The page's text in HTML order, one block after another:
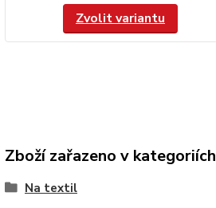
Zvolit variantu
Zboží zařazeno v kategoriích
Na textil